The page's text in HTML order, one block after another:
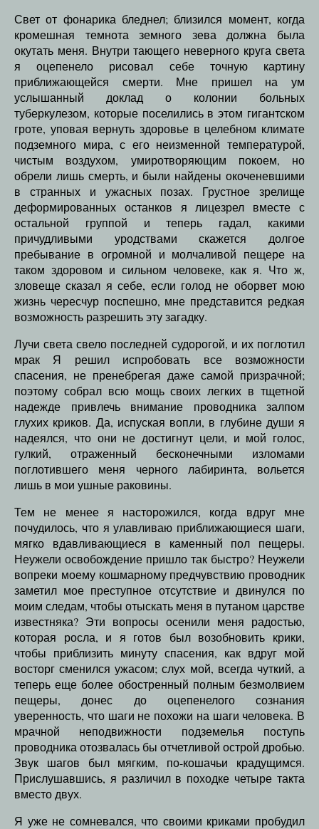
Свет от фонарика бледнел; близился момент, когда
кромешная темнота земного зева должна была
окутать меня. Внутри тающего неверного круга света
я оцепенело рисовал себе точную картину
приближающейся смерти. Мне пришел на ум
услышанный доклад о колонии больных
туберкулезом, которые поселились в этом гигантском
гроте, уповая вернуть здоровье в целебном климате
подземного мира, с его неизменной температурой,
чистым воздухом, умиротворяющим покоем, но
обрели лишь смерть, и были найдены окоченевшими
в странных и ужасных позах. Грустное зрелище
деформированных останков я лицезрел вместе с
остальной группой и теперь гадал, какими
причудливыми уродствами скажется долгое
пребывание в огромной и молчаливой пещере на
таком здоровом и сильном человеке, как я. Что ж,
зловеще сказал я себе, если голод не оборвет мою
жизнь чересчур поспешно, мне представится редкая
возможность разрешить эту загадку.
Лучи света свело последней судорогой, и их поглотил
мрак Я решил испробовать все возможности
спасения, не пренебрегая даже самой призрачной;
поэтому собрал всю мощь своих легких в тщетной
надежде привлечь внимание проводника залпом
глухих криков. Да, испуская вопли, в глубине души я
надеялся, что они не достигнут цели, и мой голос,
гулкий, отраженный бесконечными изломами
поглотившего меня черного лабиринта, вольется
лишь в мои ушные раковины.
Тем не менее я насторожился, когда вдруг мне
почудилось, что я улавливаю приближающиеся шаги,
мягко вдавливающиеся в каменный пол пещеры.
Неужели освобождение пришло так быстро? Неужели
вопреки моему кошмарному предчувствию проводник
заметил мое преступное отсутствие и двинулся по
моим следам, чтобы отыскать меня в путаном царстве
известняка? Эти вопросы осенили меня радостью,
которая росла, и я готов был возобновить крики,
чтобы приблизить минуту спасения, как вдруг мой
восторг сменился ужасом; слух мой, всегда чуткий, а
теперь еще более обостренный полным безмолвием
пещеры, донес до оцепенелого сознания
уверенность, что шаги не похожи на шаги человека. В
мрачной неподвижности подземелья поступь
проводника отозвалась бы отчетливой острой дробью.
Звук шагов был мягким, по-кошачьи крадущимся.
Прислушавшись, я различил в походке четыре такта
вместо двух.
Я уже не сомневался, что своими криками пробудил